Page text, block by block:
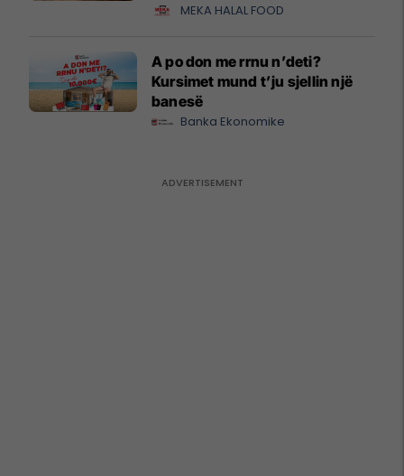
MEKA HALAL FOOD
A po don me rrnu n’deti?
Kursimet mund t’ju sjellin një
banesë
Banka Ekonomike